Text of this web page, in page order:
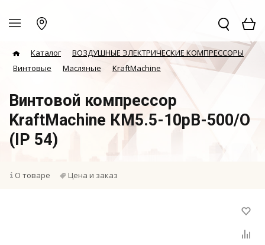
Каталог
ВОЗДУШНЫЕ ЭЛЕКТРИЧЕСКИЕ КОМПРЕССОРЫ
Винтовые
Масляные KraftMachine
Винтовой компрессор
KraftMachine КМ5.5-10рВ-500/О
(IP 54)
О товаре Цена и заказ